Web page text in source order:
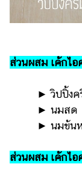
Infographic
แอปฯ
คอร์ส
ออนไลน์
เลข
ออนไลน์
ส่วนผสม เค้กไอ
► วิปปิ้งครีม
► นมสด
► นมข้นหว
ส่วนผสม เค้กไอ